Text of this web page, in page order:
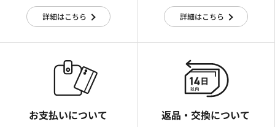
詳細はこちら 詳細はこちら
お支払いについて 返品・交換について